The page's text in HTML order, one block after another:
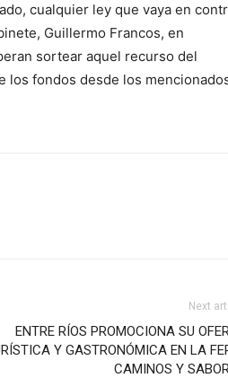
cualquier ley que vaya en
Guillermo Francos, en
sortear aquel recurso del
los fondos desde los
Next
ENTRE RÍOS PROMOCIONA SU
Y GASTRONÓMICA EN LA
CAMINOS Y